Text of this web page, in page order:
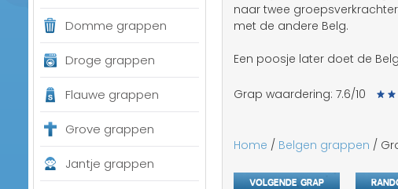
Domme grappen
Droge grappen
Flauwe grappen
Grove grappen
Jantje grappen
naar twee
met de andere Belg.
Een poosje later doet de
Grap waardering: 7.6/10
Home / Belgen grappen /
Volgende grap